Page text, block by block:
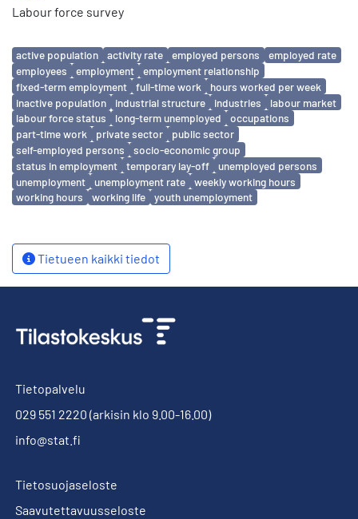
Labour force survey
Avainsanat
active population activity rate employed persons
employed rate
employees
employment
employment relationship
fixed-term employment
full-time work
hours worked per week
inactive population
industrial structure industries
labour market
labour force status
long-term unemployed
occupations
part-time work
private sector
public sector
self-employed persons
socio-economic group
status in employment
temporary lay-off
unemployed persons
unemployment
unemployment rate
weekly working hours
working hours
working life youth unemployment
Tietueen kaikki tiedot
Tietopalvelu
029 551 2220 (arkisin klo 9.00-16.00)
info@stat.fi
Tietosuojaseloste
Saavutettavuusseloste